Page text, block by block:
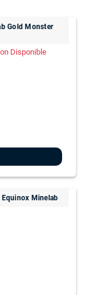
Gold Monster
Disponible
Equinox Minelab